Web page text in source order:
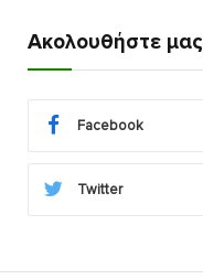
Ακολουθήστε μας
Facebook
Twitter